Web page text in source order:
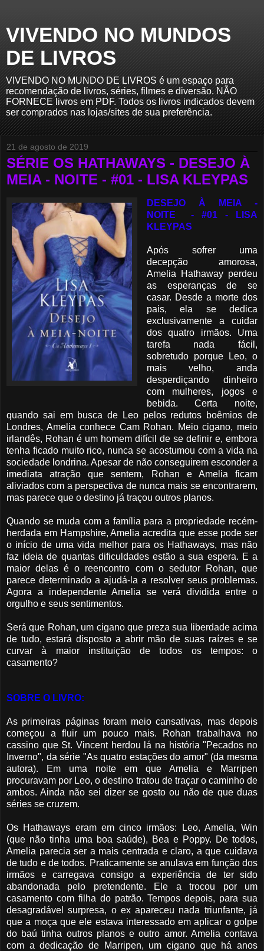
VIVENDO NO MUNDOS
DE LIVROS
VIVENDO NO MUNDO DE LIVROS é um espaço para
recomendação de livros, séries, filmes e diversão. NÃO
FORNECE livros em PDF. Todos os livros indicados devem
ser comprados nas lojas/sites de sua preferência.
21 de agosto de 2019
SÉRIE OS HATHAWAYS - DESEJO À
MEIA - NOITE - #01 - LISA KLEYPAS
DESEJO À MEIA -
NOITE - #01 - LISA
KLEYPAS
Após sofrer uma
decepção amorosa,
Amelia Hathaway perdeu
as esperanças de se
casar. Desde a morte dos
pais, ela se dedica
exclusivamente a cuidar
dos quatro irmãos. Uma
tarefa nada fácil,
sobretudo porque Leo, o
mais velho, anda
desperdiçando dinheiro
com mulheres, jogos e
bebida. Certa noite,
quando sai em busca de Leo pelos redutos boêmios de
Londres, Amelia conhece Cam Rohan. Meio cigano, meio
irlandês, Rohan é um homem difícil de se definir e, embora
tenha ficado muito rico, nunca se acostumou com a vida na
sociedade londrina. Apesar de não conseguirem esconder a
imediata atração que sentem, Rohan e Amelia ficam
aliviados com a perspectiva de nunca mais se encontrarem,
mas parece que o destino já traçou outros planos.
Quando se muda com a família para a propriedade recém-
herdada em Hampshire, Amelia acredita que esse pode ser
o início de uma vida melhor para os Hathaways, mas não
faz ideia de quantas dificuldades estão a sua espera. E a
maior delas é o reencontro com o sedutor Rohan, que
parece determinado a ajudá-la a resolver seus problemas.
Agora a independente Amelia se verá dividida entre o
orgulho e seus sentimentos.
Será que Rohan, um cigano que preza sua liberdade acima
de tudo, estará disposto a abrir mão de suas raízes e se
curvar à maior instituição de todos os tempos: o
casamento?
SOBRE O LIVRO:
As primeiras páginas foram meio cansativas, mas depois
começou a fluir um pouco mais. Rohan trabalhava no
cassino que St. Vincent herdou lá na história "Pecados no
Inverno", da série "As quatro estações do amor" (da mesma
autora). Em uma noite em que Amelia e Marripen
procuravam por Leo, o destino tratou de traçar o caminho de
ambos. Ainda não sei dizer se gosto ou não de que duas
séries se cruzem.
Os Hathaways eram em cinco irmãos: Leo, Amelia, Win
(que não tinha uma boa saúde), Bea e Poppy. De todos,
Amelia parecia ser a mais centrada e claro, a que cuidava
de tudo e de todos. Praticamente se anulava em função dos
irmãos e carregava consigo a experiência de ter sido
abandonada pelo pretendente. Ele a trocou por um
casamento com filha do patrão. Tempos depois, para sua
desagradável surpresa, o ex apareceu nada triunfante, já
que a moça que ele estava interessado em aplicar o golpe
do baú tinha outros planos e outro amor. Amelia contava
com a dedicação de Marripen, um cigano que há anos